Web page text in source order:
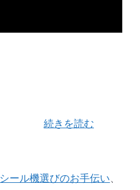
続きを読む
シール機選びのお手伝い、